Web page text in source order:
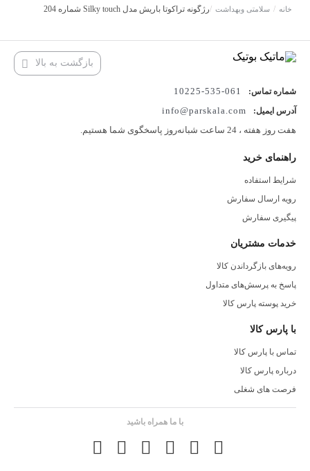
باشد. انتخابی مقرون به صرفه و مناسب برای خانم هایی که طرفدار آرایش
طبیعی هستند دارای 4 رنگ رژگونه مات که در هر نوع آرایشی می توانید از
آن ها استفاده کنید.
خانه / سلامتی وبهداشت /رژگونه تراکوتا باریش مدل Silky touch شماره 204
بازگشت به بالا
شماره تماس: 061-535-10225
آدرس ایمیل:
info@parskala.com
هفت روز هفته ، 24 ساعت شبانه‌روز پاسخگوی شما هستیم.
راهنمای خرید
شرایط استفاده
رویه ارسال سفارش
پیگیری سفارش
خدمات مشتریان
رویه‌های بازگرداندن کالا
پاسخ به پرسش‌های متداول
خرید پوسته پارس کالا
با پارس کالا
تماس با پارس کالا
درباره پارس کالا
فرصت های شغلی
با ما همراه باشید